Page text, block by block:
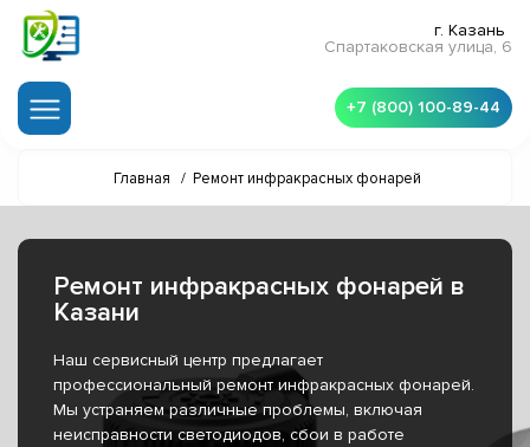
г. Казань
Спартаковская улица, 6
+7 (800) 100-89-44
Главная / Ремонт инфракрасных фонарей
Ремонт инфракрасных фонарей в
Казани
Наш сервисный центр предлагает
профессиональный ремонт инфракрасных фонарей.
Мы устраняем различные проблемы, включая
неисправности светодиодов, сбои в работе